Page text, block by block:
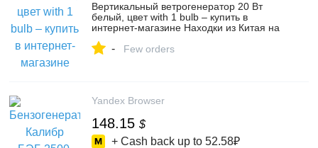
Вертикальный ветрогенератор 20 Вт
белый, цвет with 1 bulb – купить в
интернет-магазине Находки из Китая на
- Few orders
Yandex Browser
148.15 $
+ Cash back up to 52.58₽